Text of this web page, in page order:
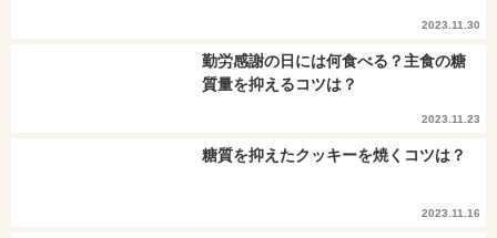
2023.11.30
勤労感謝の日には何食べる？主食の糖
質量を抑えるコツは？
2023.11.23
糖質を抑えたクッキーを焼くコツは？
2023.11.16